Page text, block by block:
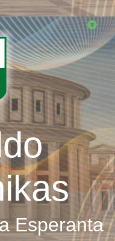
Esperanta